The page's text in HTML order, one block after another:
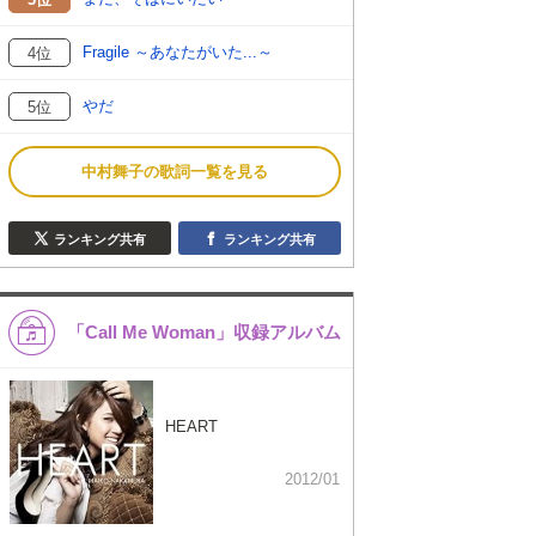
4位 Fragile ～あなたがいた...～
5位 やだ
中村舞子の歌詞一覧を見る
ランキング共有 ランキング共有
「Call Me Woman」収録アルバム
HEART
2012/01